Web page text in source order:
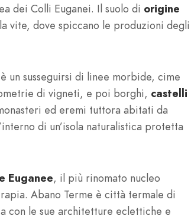
dei Colli Euganei. Il suolo di origine
vite, dove spiccano le produzioni degli
un susseguirsi di linee morbide, cime
di vigneti, e poi borghi, castelli
ed eremi tuttora abitati da
di un’isola naturalistica protetta
Euganee, il più rinomato nucleo
Abano Terme è città termale di
con le sue architetture eclettiche e